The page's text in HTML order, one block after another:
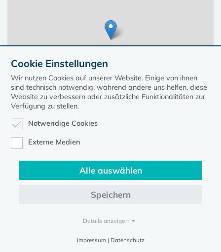
Diese Seite gehört zum Portalkirche-mv.de
Evangelische Kirche in Mecklenburg-Vorpommern © 2026
Cookie Einstellungen
Wir nutzen Cookies auf unserer Website. Einige von ihnen
sind technisch notwendig, während andere uns helfen, diese
Website zu verbessern oder zusätzliche Funktionalitäten zur
Verfügung zu stellen.
Notwendige Cookies
Externe Medien
Alle auswählen
Speichern
Details anzeigen
Impressum | Datenschutz